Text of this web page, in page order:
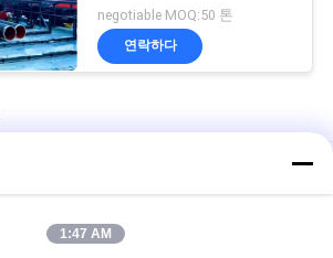
negotiable MOQ:50 톤
연락하다
SMLS 파이프 평면 스레드 끝
1:47 AM